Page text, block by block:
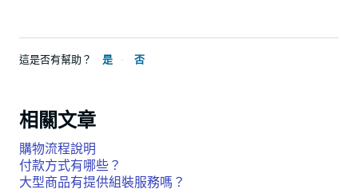
這是否有幫助？ 是 否
相關文章
購物流程說明
付款方式有哪些？
大型商品有提供組裝服務嗎？